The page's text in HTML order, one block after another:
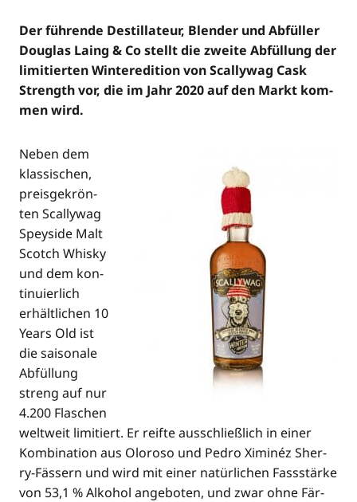
Der füh­ren­de Destil­la­teur, Blen­der und Abfül­ler
Dou­glas Laing & Co stellt die zwei­te Abfül­lung der
limi­tier­ten Win­ter­edi­ti­on von Scal­ly­wag Cask
Strength vor, die im Jahr 2020 auf den Markt kom­
men wird.
Neben dem
klas­si­schen,
preis­ge­krön­
ten Scal­ly­wag
Spey­si­de Malt
Scotch Whis­ky
und dem kon­
ti­nu­ier­lich
erhält­li­chen 10
Years Old ist
die sai­so­na­le
Abfül­lung
streng auf nur
4.200 Fla­schen
welt­weit limi­tiert. Er reif­te aus­schließ­lich in einer
Kom­bi­na­ti­on aus Olo­ro­so und Pedro Ximi­néz Sher­
ry-Fäs­sern und wird mit einer natür­li­chen Fass­stär­ke
von 53,1 % Alko­hol ange­bo­ten, und zwar ohne Fär­